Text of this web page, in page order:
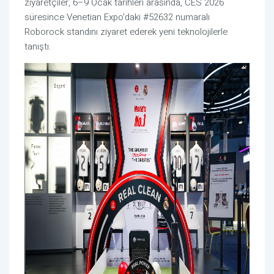
süresince Venetian Expo’daki #52632 numaralı
Roborock standını ziyaret ederek yeni teknolojilerle
tanıştı.